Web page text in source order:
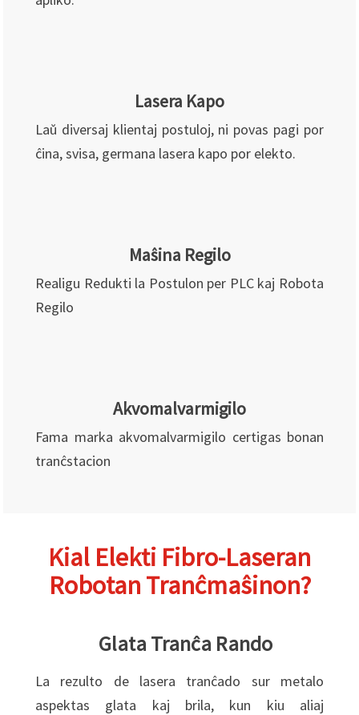
Lasera Kapo
Laŭ diversaj klientaj postuloj, ni povas pagi por
ĉina, svisa, germana lasera kapo por elekto.
Maŝina Regilo
Realigu Redukti la Postulon per PLC kaj Robota
Regilo
Akvomalvarmigilo
Fama marka akvomalvarmigilo certigas bonan
tranĉstacion
Kial Elekti Fibro-Laseran
Robotan Tranĉmaŝinon?
Glata Tranĉa Rando
La rezulto de lasera tranĉado sur metalo
aspektas glata kaj brila, kun kiu aliaj